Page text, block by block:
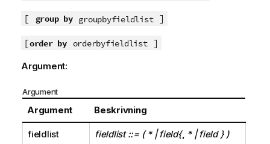
m
i
n
[ group by groupbyfieldlist]
[order by orderbyfieldlist]
Argument:
Argument
Argument Beskrivning
fieldlist fieldlist ::= ( * | field{, * | field } )